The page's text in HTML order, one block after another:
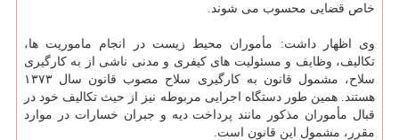
خاص قضایی محسوب می شوند.
وی اظهار داشت: مأموران محیط زیست در انجام ماموریت ها،
تکالیف، وظایف و مسئولیت های کیفری و مدنی ناشی از به کارگیری
سلاح، مشمول قانون به کارگیری سلاح مصوب قانون سال ۱۳۷۳
هستند. همین طور دستگاه اجرایی مربوطه نیز از حیث تکالیف خود در
قبال مأموران مذکور مانند پرداخت دیه و جبران خسارات در موارد
مقرر، مشمول این قانون است.